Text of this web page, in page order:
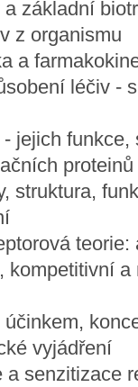
základní
z organismu
a
léčiv -
jejich funkce,
struktura,
kompetitivní
vyjádření
senzitizace